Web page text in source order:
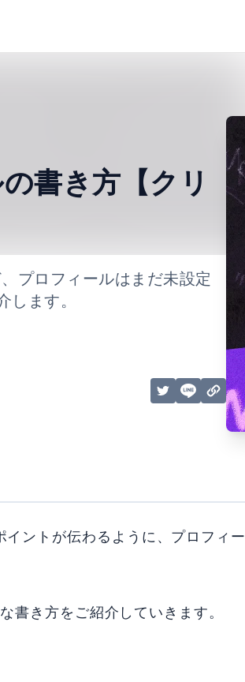
書き方【クリ
プロフィールはまだ未設定
ます。
ントが伝わるように、プロフィー
書き方をご紹介していきます。